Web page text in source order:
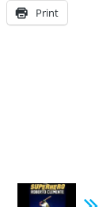
Print